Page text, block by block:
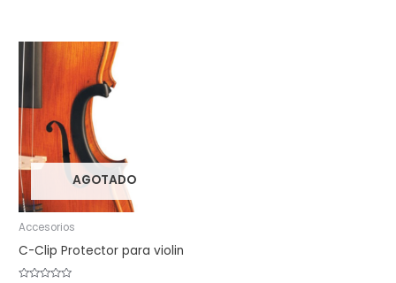
AGOTADO
Accesorios
C-Clip Protector para violin